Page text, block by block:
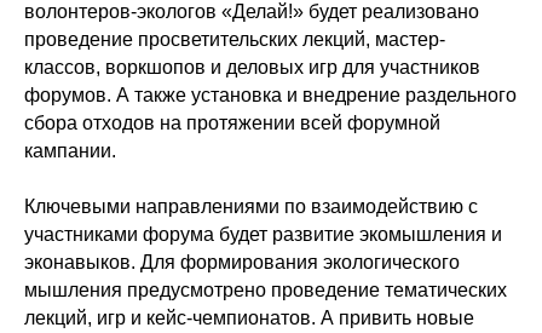
волонтеров-экологов «Делай!» будет реализовано
проведение просветительских лекций, мастер-
классов, воркшопов и деловых игр для участников
форумов. А также установка и внедрение раздельного
сбора отходов на протяжении всей форумной
кампании.
Ключевыми направлениями по взаимодействию с
участниками форума будет развитие экомышления и
эконавыков. Для формирования экологического
мышления предусмотрено проведение тематических
лекций, игр и кейс-чемпионатов. А привить новые